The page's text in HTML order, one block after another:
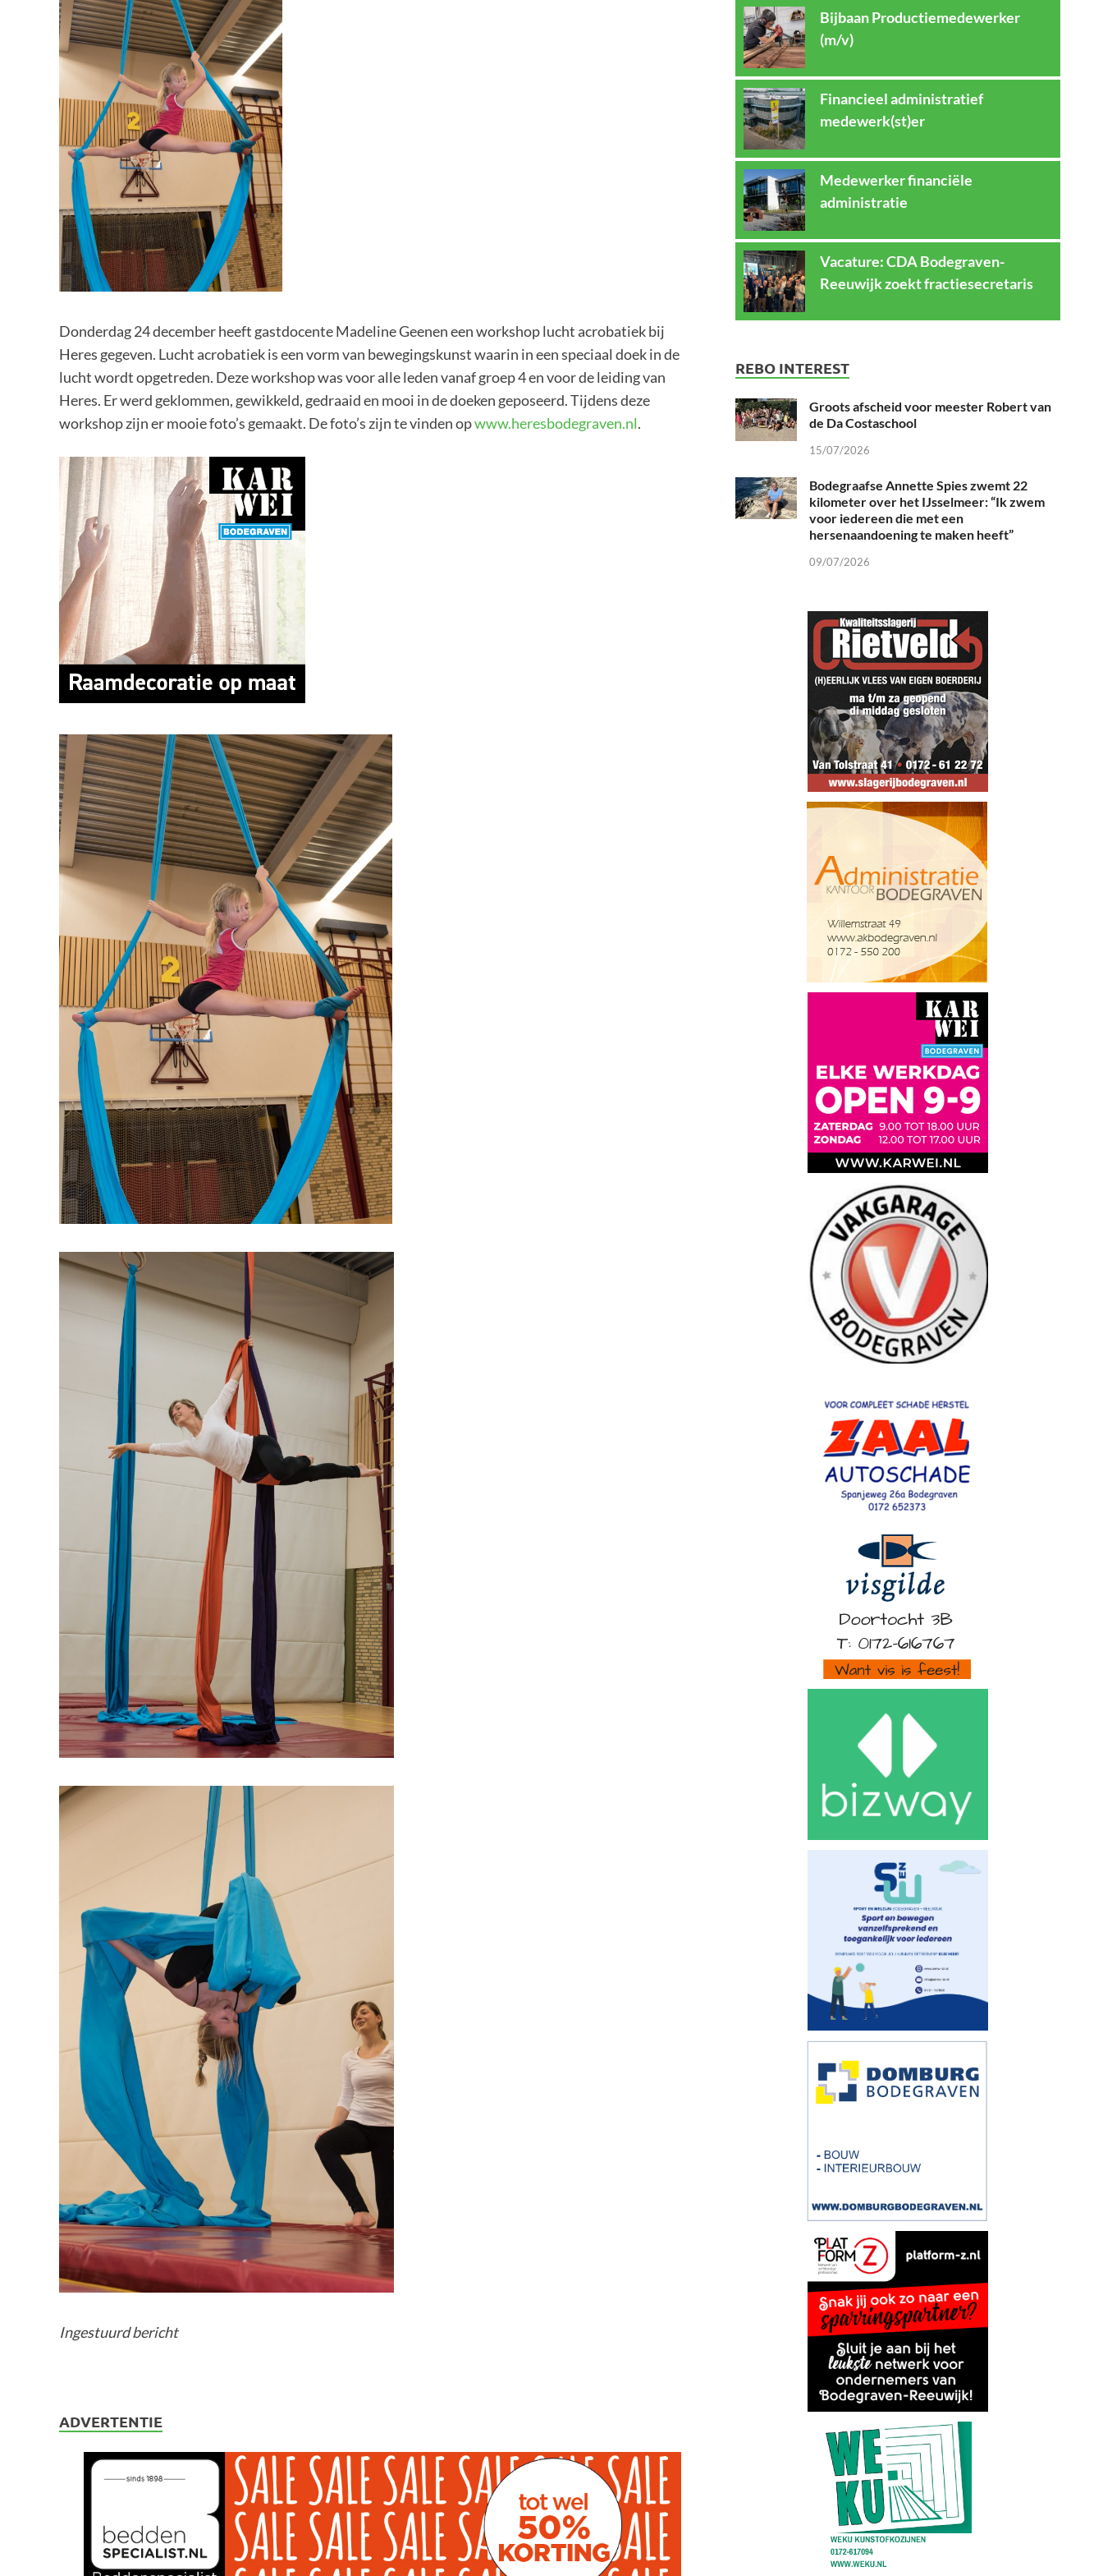
Donderdag 24 december heeft gastdocente Madeline Geenen een workshop lucht acrobatiek bij
Heres gegeven. Lucht acrobatiek is een vorm van bewegingskunst waarin in een speciaal doek in de
lucht wordt opgetreden. Deze workshop was voor alle leden vanaf groep 4 en voor de leiding van
Heres. Er werd geklommen, gewikkeld, gedraaid en mooi in de doeken geposeerd. Tijdens deze
workshop zijn er mooie foto’s gemaakt. De foto’s zijn te vinden opwww.heresbodegraven.nl.
Ingestuurd bericht
ADVERTENTIE
Bijbaan Productiemedewerker
(m/v)
Financieel administratief
medewerk(st)er
Medewerker financiële
administratie
Vacature: CDA Bodegraven-
Reeuwijk zoekt fractiesecretaris
REBO INTEREST
Groots afscheid voor meester Robert van
de Da Costaschool
15/07/2026
Bodegraafse Annette Spies zwemt 22
kilometer over het IJsselmeer: “Ik zwem
voor iedereen die met een
hersenaandoening te maken heeft”
09/07/2026